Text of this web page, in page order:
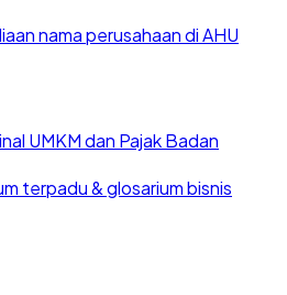
nama perusahaan di AHU
UMKM dan Pajak Badan
terpadu & glosarium bisnis